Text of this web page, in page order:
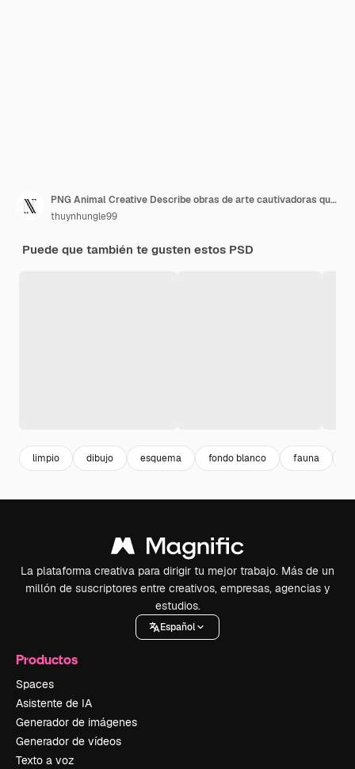
PNG Animal Creative Describe obras de arte cautivadoras que celebran la naturaleza y la diversidad de la vida silvestre
thuynhungle99
Puede que también te gusten estos PSD
limpio dibujo esquema fondo blanco fauna
La plataforma creativa para dirigir tu mejor trabajo. Más de un
millón de suscriptores entre creativos, empresas, agencias y
estudios.
Español
Productos
Spaces
Asistente de IA
Generador de imágenes
Generador de vídeos
Texto a voz